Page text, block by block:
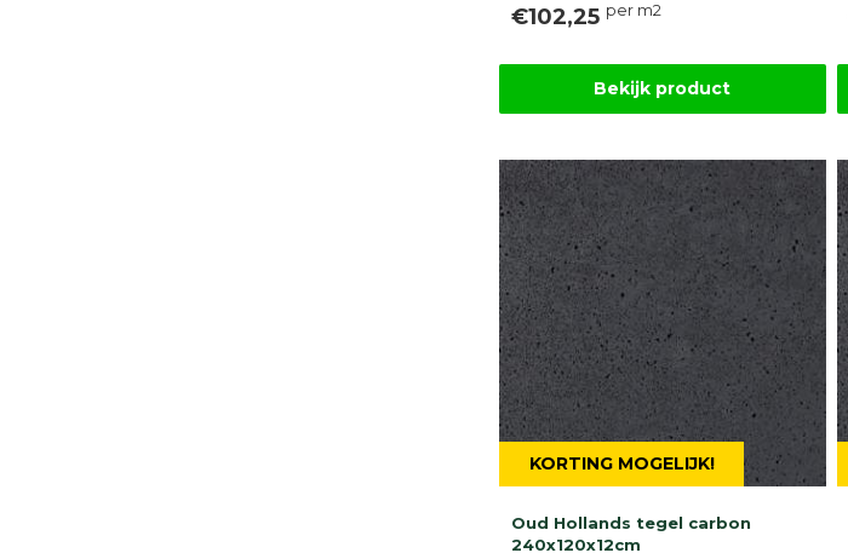
€102,25 per m2
Bekijk product
KORTING MOGELIJK!
Oud Hollands tegel carbon
240x120x12cm